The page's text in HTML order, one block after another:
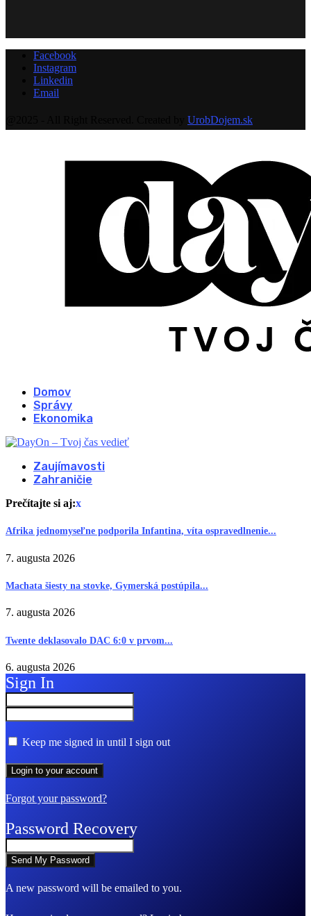
Facebook
Instagram
Linkedin
Email
UrobDojem.sk
Domov
Správy
Ekonomika
Zaujímavosti
Zahraničie
Prečítajte si aj:x
Afrika jednomyseľne podporila Infantina, víta ospravedlnenie...
7. augusta 2026
Machata šiesty na stovke, Gymerská postúpila...
7. augusta 2026
Twente deklasovalo DAC 6:0 v prvom...
6. augusta 2026
Sign In
Keep me signed in until I sign out
Forgot your password?
Password Recovery
A new password will be emailed to you.